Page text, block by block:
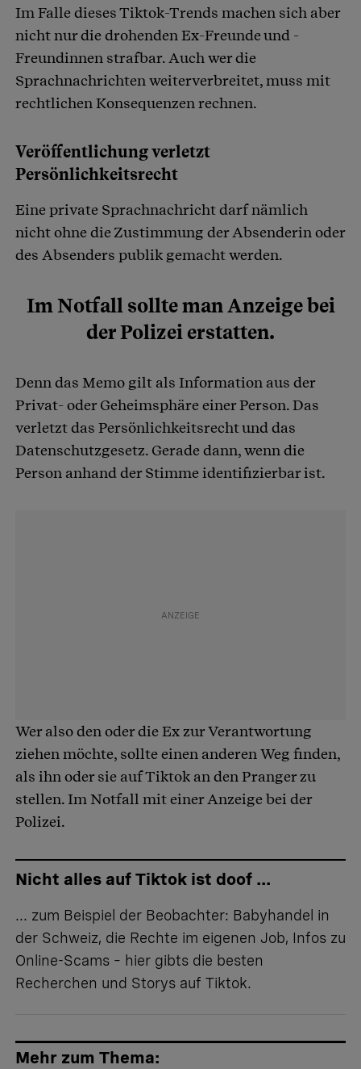
Im Falle dieses Tiktok-Trends machen sich aber
nicht nur die drohenden Ex-Freunde und -
Freundinnen strafbar. Auch wer die
Sprachnachrichten weiterverbreitet, muss mit
rechtlichen Konsequenzen rechnen.
Veröffentlichung verletzt
Persönlichkeitsrecht
Eine private Sprachnachricht darf nämlich
nicht ohne die Zustimmung der Absenderin oder
des Absenders publik gemacht werden.
Im Notfall sollte man Anzeige bei
der Polizei erstatten.
Denn das Memo gilt als Information aus der
Privat- oder Geheimsphäre einer Person. Das
verletzt das Persönlichkeitsrecht und das
Datenschutzgesetz. Gerade dann, wenn die
Person anhand der Stimme identifizierbar ist.
Wer also den oder die Ex zur Verantwortung
ziehen möchte, sollte einen anderen Weg finden,
als ihn oder sie auf Tiktok an den Pranger zu
stellen. Im Notfall mit einer Anzeige bei der
Polizei.
Nicht alles auf Tiktok ist doof ...
... zum Beispiel der Beobachter: Babyhandel in
der Schweiz, die Rechte im eigenen Job, Infos zu
Online-Scams – hier gibts die besten
Recherchen und Storys auf Tiktok.
Mehr zum Thema: